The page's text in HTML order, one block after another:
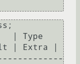
| Type
| Extra |